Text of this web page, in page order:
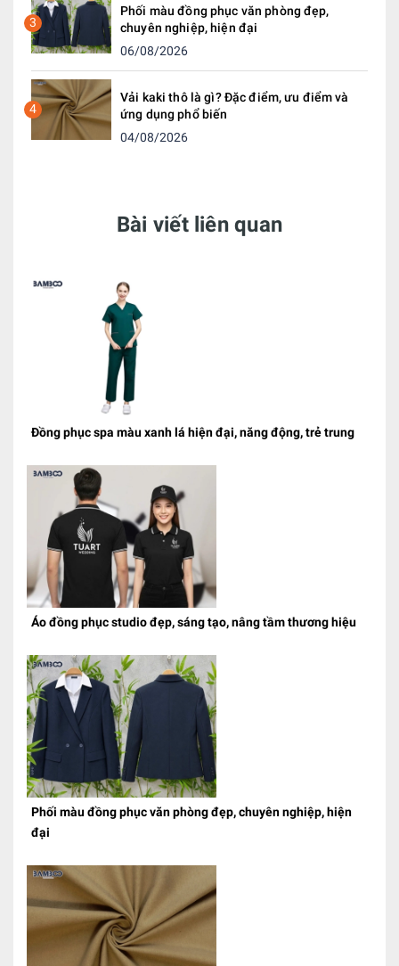
3
Phối màu đồng phục văn phòng đẹp,
chuyên nghiệp, hiện đại
06/08/2026
4
Vải kaki thô là gì? Đặc điểm, ưu điểm và
ứng dụng phổ biến
04/08/2026
Bài viết liên quan
Đồng phục spa màu xanh lá hiện đại, năng động, trẻ trung
Áo đồng phục studio đẹp, sáng tạo, nâng tầm thương hiệu
Phối màu đồng phục văn phòng đẹp, chuyên nghiệp, hiện
đại